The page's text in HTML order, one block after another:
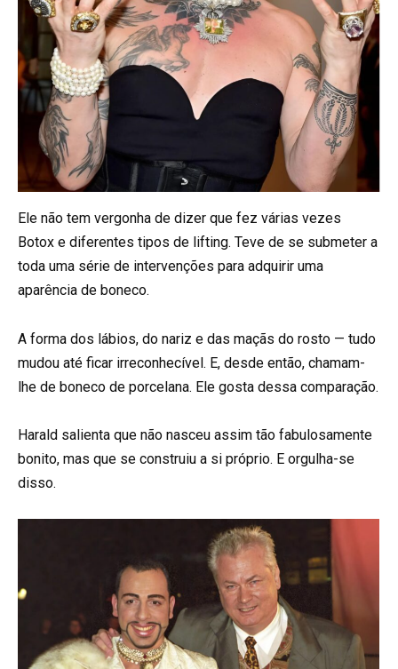
Ele não tem vergonha de dizer que fez várias vezes
Botox e diferentes tipos de lifting. Teve de se submeter a
toda uma série de intervenções para adquirir uma
aparência de boneco.
A forma dos lábios, do nariz e das maçãs do rosto — tudo
mudou até ficar irreconhecível. E, desde então, chamam-
lhe de boneco de porcelana. Ele gosta dessa comparação.
Harald salienta que não nasceu assim tão fabulosamente
bonito, mas que se construiu a si próprio. E orgulha-se
disso.